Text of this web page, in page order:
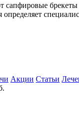
Акции Статьи